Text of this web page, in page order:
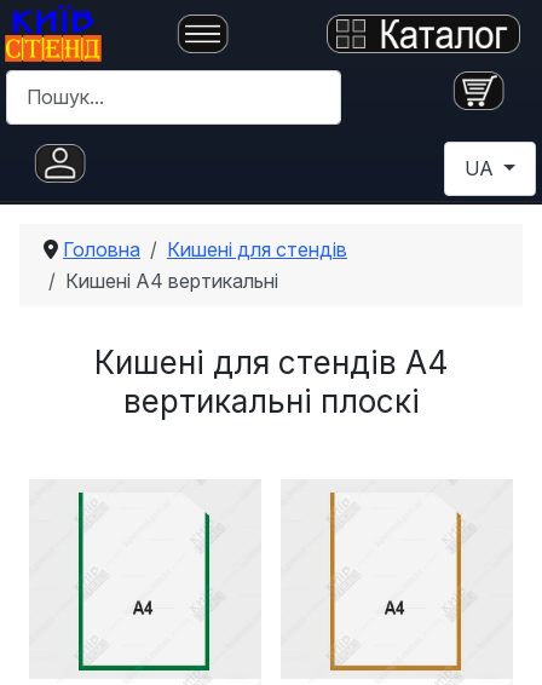
Пошук
Оберіть
UA
Головна
Кишені для стендів
Кишені А4 вертикальні
Кишені для стендів А4
вертикальні плоскі